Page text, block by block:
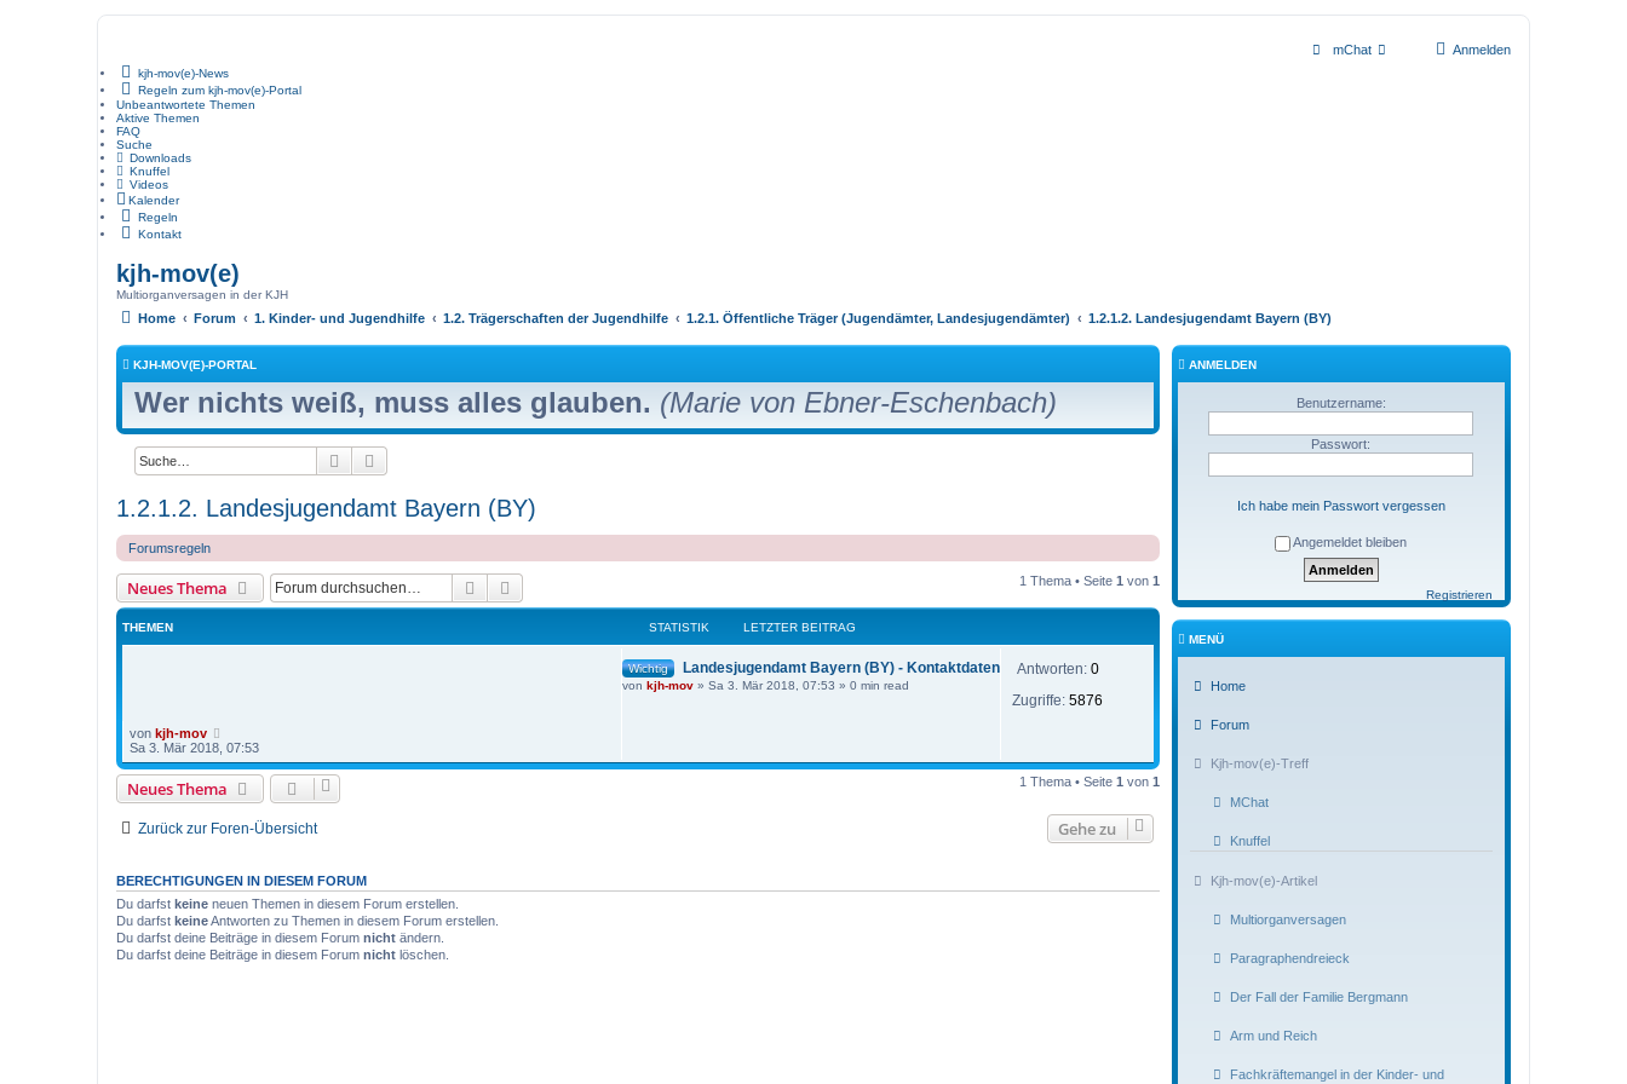
Anmelden
mChat
kjh-mov(e)-News
Regeln zum kjh-mov(e)-Portal
Unbeantwortete Themen
Aktive Themen
FAQ
Suche
Downloads
Knuffel
Videos
Kalender
Regeln
Kontakt
kjh-mov(e)
Multiorganversagen in der KJH
Home Forum 1. Kinder- und Jugendhilfe 1.2. Trägerschaften der Jugendhilfe 1.2.1. Öffentliche Träger (Jugendämter, Landesjugendämter) 1.2.1.2. Landesjugendamt Bayern (BY)
KJH-MOV(E)-PORTAL
Wer nichts weiß, muss alles glauben. (Marie von Ebner-Eschenbach)
Suche
1.2.1.2. Landesjugendamt Bayern (BY)
Forumsregeln
Neues Thema Suche 1 Thema • Seite 1 von 1
THEMEN STATISTIK LETZTER BEITRAG
Wichtig Landesjugendamt Bayern (BY) - Kontaktdaten
von kjh-mov» Sa 3. Mär 2018, 07:53 » 0 min read
Antworten: 0
Zugriffe: 5876
von kjh-mov
Sa 3. Mär 2018, 07:53
Neues Thema 1 Thema • Seite 1 von 1
Zurück zur Foren-Übersicht Gehe zu
BERECHTIGUNGEN IN DIESEM FORUM
Du darfst keine neuen Themen in diesem Forum erstellen.
Du darfst keineAntworten zu Themen in diesem Forum erstellen.
Du darfst deine Beiträge in diesem Forum nicht ändern.
Du darfst deine Beiträge in diesem Forum nicht löschen.
ANMELDEN
Benutzername:
Passwort:
Ich habe mein Passwort vergessen
Angemeldet bleiben
Registrieren
MENÜ
Home
Forum
Kjh-mov(e)-Treff
MChat
Knuffel
Kjh-mov(e)-Artikel
Multiorganversagen
Paragraphendreieck
Der Fall der Familie Bergmann
Arm und Reich
Fachkräftemangel in der Kinder- und